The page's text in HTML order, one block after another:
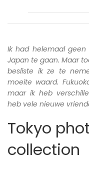
Ik had helemaal
Japan te gaan. Maar
besliste ik ze te
moeite waard.
maar ik heb
heb vele nieuwe
Tokyo
collection